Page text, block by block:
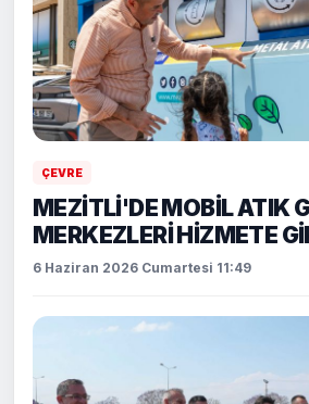
ÇEVRE
MEZİTLİ'DE MOBİL ATIK
MERKEZLERİ HİZMETE
6 Haziran 2026 Cumartesi 11:49